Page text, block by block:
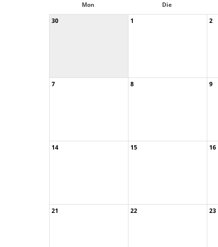
Mon Die
30
1 2
7
Naturentdecker ...
8
Kräuterführung ...
9
14
Offene Gartenpf ...
15
Zoosafari – Som ...
16
21 22 23